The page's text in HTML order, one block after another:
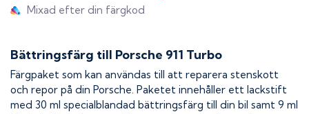
Mixad efter din färgkod
Bättringsfärg till Porsche 911 Turbo
Färgpaket som kan användas till att reparera stenskott
och repor på din Porsche. Paketet innehåller ett lackstift
med 30 ml specialblandad bättringsfärg till din bil samt 9 ml